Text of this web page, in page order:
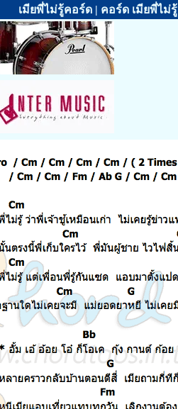
เมียพี่ไม่รู้คอร์ด | คอร์ด เมียพี่ไ